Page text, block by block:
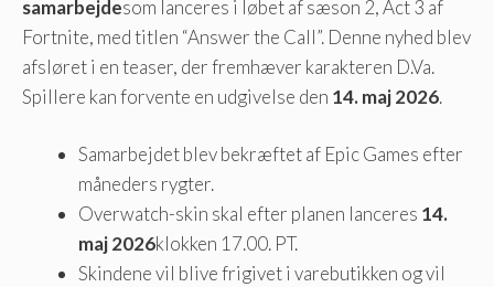
samarbejdesom lanceres i løbet af sæson 2, Act 3 af
Fortnite, med titlen “Answer the Call”. Denne nyhed blev
afsløret i en teaser, der fremhæver karakteren D.Va.
Spillere kan forvente en udgivelse den 14. maj 2026.
Samarbejdet blev bekræftet af Epic Games efter
måneders rygter.
Overwatch-skin skal efter planen lanceres 14.
maj 2026klokken 17.00. PT.
Skindene vil blive frigivet i varebutikken og vil